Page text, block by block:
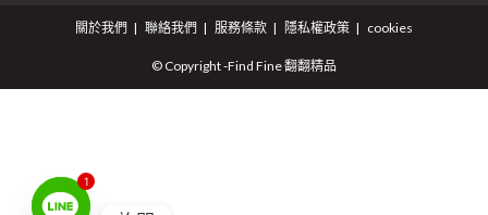
關於我們 聯絡我們 服務條款 隱私權政策 cookies
© Copyright -Find Fine 翻翻精品
1